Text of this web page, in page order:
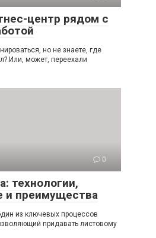
центр рядом с
но не знаете, где
Или, может, переехали
0
технологии,
и преимущества
из ключевых процессов
придавать листовому